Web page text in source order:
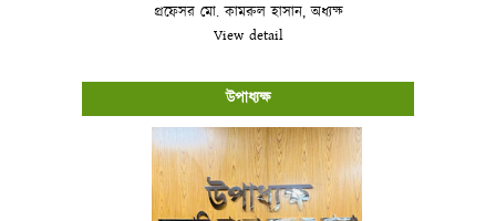
প্রফেসর মো. কামরুল হাসান, অধ্যক্ষ
View detail
উপাধ্যক্ষ